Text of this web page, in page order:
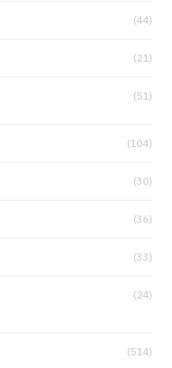
(44)
(21)
(51)
(104)
(30)
(36)
(33)
(24)
(514)